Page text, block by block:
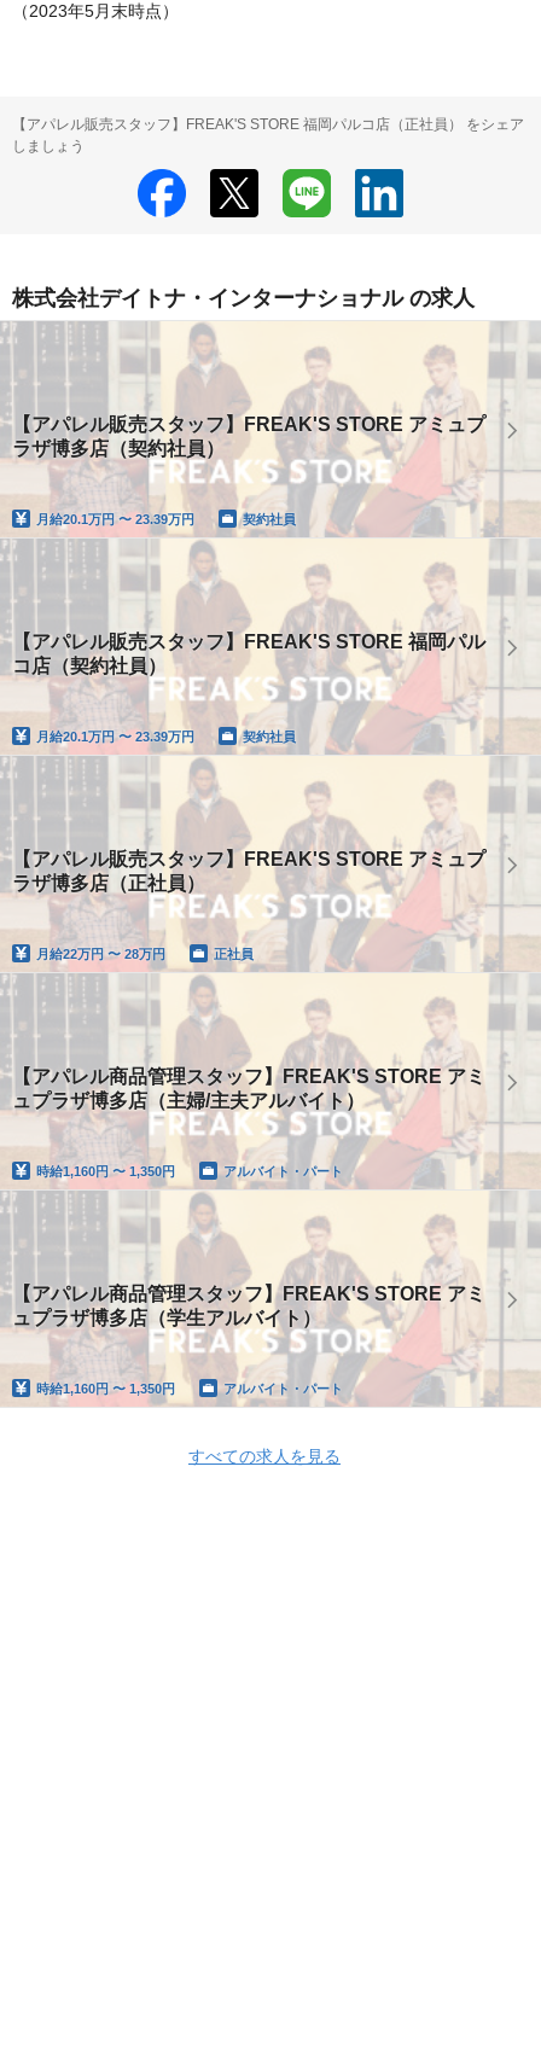
（2023年5月末時点）
【アパレル販売スタッフ】FREAK'S STORE 福岡パルコ店（正社員） をシェア
しましょう
株式会社デイトナ・インターナショナル の求人
【アパレル販売スタッフ】FREAK'S STORE アミュプ
ラザ博多店（契約社員）
月給20.1万円 〜 23.39万円 契約社員
【アパレル販売スタッフ】FREAK'S STORE 福岡パル
コ店（契約社員）
月給20.1万円 〜 23.39万円 契約社員
【アパレル販売スタッフ】FREAK'S STORE アミュプ
ラザ博多店（正社員）
月給22万円 〜 28万円 正社員
【アパレル商品管理スタッフ】FREAK'S STORE アミ
ュプラザ博多店（主婦/主夫アルバイト）
時給1,160円 〜 1,350円 アルバイト・パート
【アパレル商品管理スタッフ】FREAK'S STORE アミ
ュプラザ博多店（学生アルバイト）
時給1,160円 〜 1,350円 アルバイト・パート
すべての求人を見る